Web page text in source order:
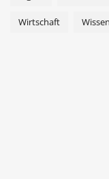
Wirtschaft Wissen